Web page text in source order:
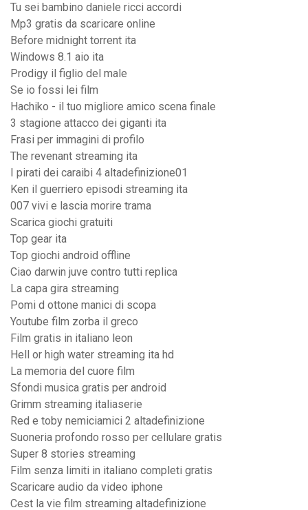
Tu sei bambino daniele ricci accordi
Mp3 gratis da scaricare online
Before midnight torrent ita
Windows 8.1 aio ita
Prodigy il figlio del male
Se io fossi lei film
Hachiko - il tuo migliore amico scena finale
3 stagione attacco dei giganti ita
Frasi per immagini di profilo
The revenant streaming ita
I pirati dei caraibi 4 altadefinizione01
Ken il guerriero episodi streaming ita
007 vivi e lascia morire trama
Scarica giochi gratuiti
Top gear ita
Top giochi android offline
Ciao darwin juve contro tutti replica
La capa gira streaming
Pomi d ottone manici di scopa
Youtube film zorba il greco
Film gratis in italiano leon
Hell or high water streaming ita hd
La memoria del cuore film
Sfondi musica gratis per android
Grimm streaming italiaserie
Red e toby nemiciamici 2 altadefinizione
Suoneria profondo rosso per cellulare gratis
Super 8 stories streaming
Film senza limiti in italiano completi gratis
Scaricare audio da video iphone
Cest la vie film streaming altadefinizione